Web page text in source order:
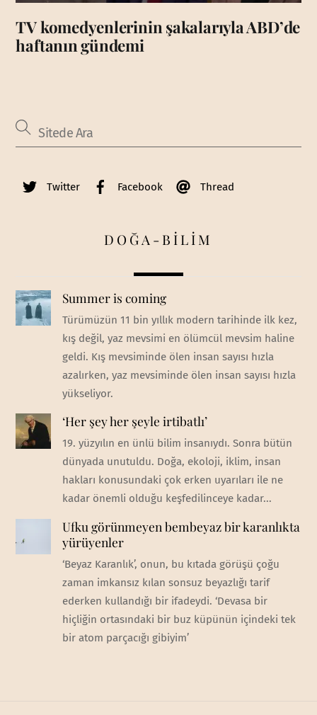
TV komedyenlerinin şakalarıyla ABD’de
haftanın gündemi
Twitter Facebook Thread
DOĞA-BİLİM
Summer is coming
Türümüzün 11 bin yıllık modern tarihinde ilk kez,
kış değil, yaz mevsimi en ölümcül mevsim haline
geldi. Kış mevsiminde ölen insan sayısı hızla
azalırken, yaz mevsiminde ölen insan sayısı hızla
yükseliyor.
‘Her şey her şeyle irtibatlı’
19. yüzyılın en ünlü bilim insanıydı. Sonra bütün
dünyada unutuldu. Doğa, ekoloji, iklim, insan
hakları konusundaki çok erken uyarıları ile ne
kadar önemli olduğu keşfedilinceye kadar...
Ufku görünmeyen bembeyaz bir karanlıkta
yürüyenler
‘Beyaz Karanlık’, onun, bu kıtada görüşü çoğu
zaman imkansız kılan sonsuz beyazlığı tarif
ederken kullandığı bir ifadeydi. ‘Devasa bir
hiçliğin ortasındaki bir buz küpünün içindeki tek
bir atom parçacığı gibiyim’